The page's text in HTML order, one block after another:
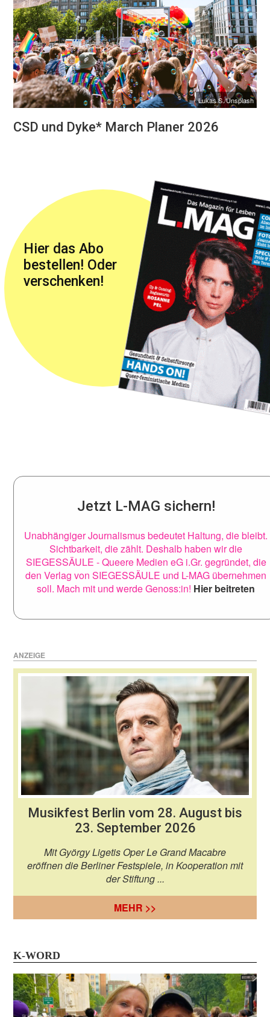
Lukas S./Unsplash
CSD und Dyke* March Planer 2026
Hier das Abo
bestellen! Oder
verschenken!
Jetzt L-MAG sichern!
Unabhängiger Journalismus bedeutet Haltung, die bleibt.
Sichtbarkeit, die zählt. Deshalb haben wir die
SIEGESSÄULE - Queere Medien eG i.Gr. gegründet, die
den Verlag von SIEGESSÄULE und L-MAG übernehmen
soll. Mach mit und werde Genoss:in! Hier beitreten
ANZEIGE
Musikfest Berlin vom 28. August bis
23. September 2026
Mit György Ligetis Oper Le Grand Macabre
eröffnen die Berliner Festspiele, in Kooperation mit
der Stiftung ...
MEHR >>
K-WORD